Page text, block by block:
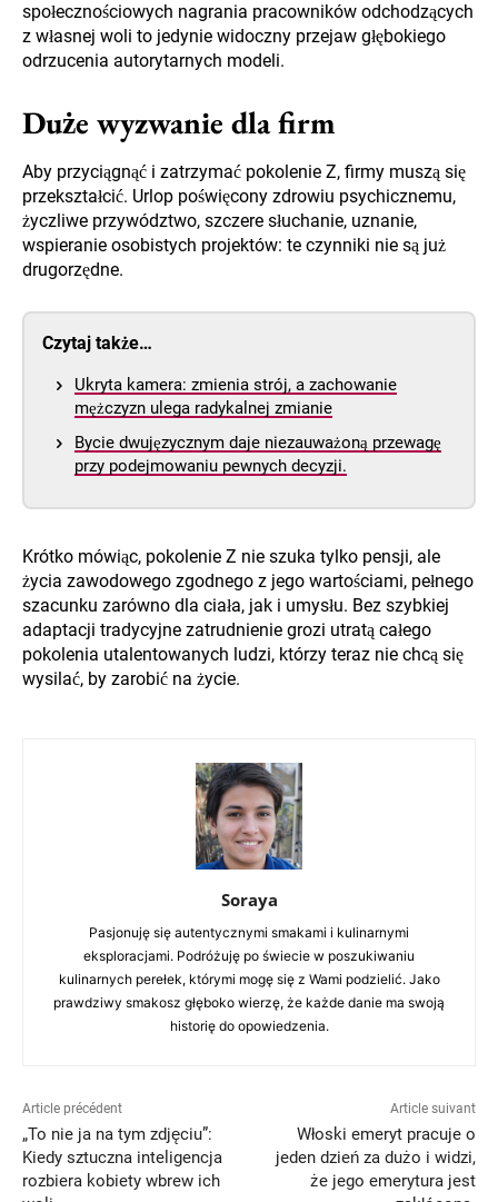
społecznościowych nagrania pracowników odchodzących
z własnej woli to jedynie widoczny przejaw głębokiego
odrzucenia autorytarnych modeli.
Duże wyzwanie dla firm
Aby przyciągnąć i zatrzymać pokolenie Z, firmy muszą się
przekształcić. Urlop poświęcony zdrowiu psychicznemu,
życzliwe przywództwo, szczere słuchanie, uznanie,
wspieranie osobistych projektów: te czynniki nie są już
drugorzędne.
Czytaj także…
Ukryta kamera: zmienia strój, a zachowanie
mężczyzn ulega radykalnej zmianie
Bycie dwujęzycznym daje niezauważoną przewagę
przy podejmowaniu pewnych decyzji.
Krótko mówiąc, pokolenie Z nie szuka tylko pensji, ale
życia zawodowego zgodnego z jego wartościami, pełnego
szacunku zarówno dla ciała, jak i umysłu. Bez szybkiej
adaptacji tradycyjne zatrudnienie grozi utratą całego
pokolenia utalentowanych ludzi, którzy teraz nie chcą się
wysilać, by zarobić na życie.
Soraya
Pasjonuję się autentycznymi smakami i kulinarnymi
eksploracjami. Podróżuję po świecie w poszukiwaniu
kulinarnych perełek, którymi mogę się z Wami podzielić. Jako
prawdziwy smakosz głęboko wierzę, że każde danie ma swoją
historię do opowiedzenia.
Article précédent
„To nie ja na tym zdjęciu”:
Kiedy sztuczna inteligencja
rozbiera kobiety wbrew ich
Article suivant
Włoski emeryt pracuje o
jeden dzień za dużo i widzi,
że jego emerytura jest